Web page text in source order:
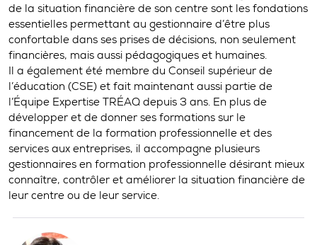
de la situation financière de son centre sont les fondations
essentielles permettant au gestionnaire d’être plus
confortable dans ses prises de décisions, non seulement
financières, mais aussi pédagogiques et humaines.
Il a également été membre du Conseil supérieur de
l’éducation (CSE) et fait maintenant aussi partie de
l’Équipe Expertise TRÉAQ depuis 3 ans. En plus de
développer et de donner ses formations sur le
financement de la formation professionnelle et des
services aux entreprises, il accompagne plusieurs
gestionnaires en formation professionnelle désirant mieux
connaître, contrôler et améliorer la situation financière de
leur centre ou de leur service.